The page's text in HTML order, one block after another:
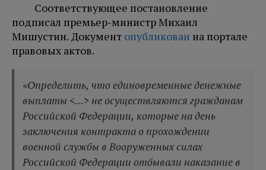
Соответствующее постановление
подписал премьер-министр Михаил
Мишустин. Документ опубликован на портале
правовых актов.
«Определить, что единовременные денежные
выплаты <...> не осуществляются гражданам
Российской Федерации, которые на день
заключения контракта о прохождении
военной службы в Вооруженных силах
Российской Федерации отбывали наказание в